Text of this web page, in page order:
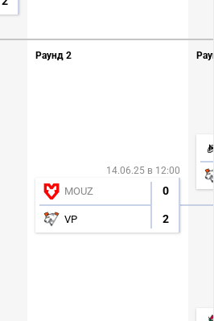
Раунд 2
14.06.25 в 12:00
MOUZ 0
VP 2